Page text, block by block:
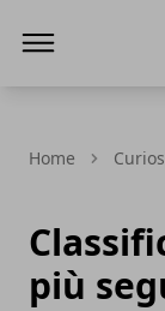
Home
più